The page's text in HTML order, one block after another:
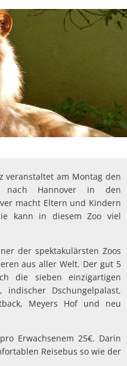
veranstaltet am Montag den
nach Hannover in den
macht Eltern und Kindern
kann in diesem Zoo viel
der spektakulärsten Zoos
aus aller Welt. Der gut 5
die sieben einzigartigen
indischer Dschungelpalast,
Meyers Hof und neu
Erwachsenem 25€. Darin
Reisebus so wie der